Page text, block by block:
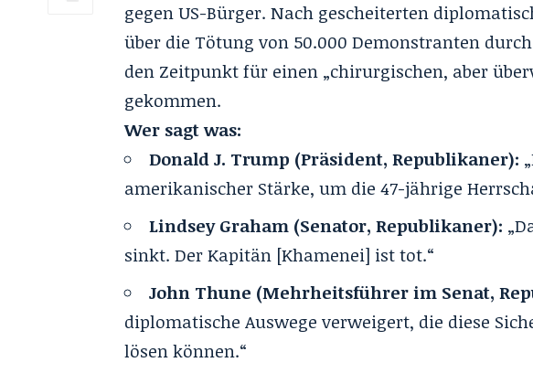
gegen US-Bürger. Nach gescheiterten
über die Tötung von 50.000 Demonstranten
den Zeitpunkt für einen „chirurgischen, aber
gekommen.
Wer sagt was:
Donald J. Trump (Präsident, Republikaner):
amerikanischer Stärke, um die 47-jährige
Lindsey Graham (Senator, Republikaner):
sinkt. Der Kapitän [Khamenei] ist tot.“
John Thune (Mehrheitsführer im Senat,
diplomatische Auswege verweigert, die diese
lösen können.“